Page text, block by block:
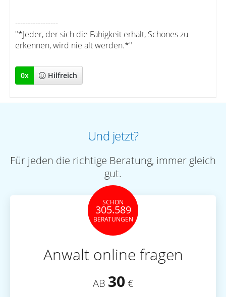
-----------------
"*Jeder, der sich die Fähigkeit erhält, Schönes zu
erkennen, wird nie alt werden.*"
0x Hilfreich
Und jetzt?
Für jeden die richtige Beratung, immer gleich
gut.
SCHON
305.589
BERATUNGEN
Anwalt online fragen
AB 30 €